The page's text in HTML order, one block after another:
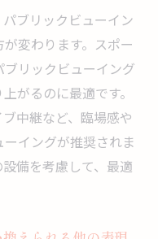
ブリックビューイン
変わります。スポー
リックビューイング
がるのに最適です。
中継など、臨場感や
イングが推奨されま
備を考慮して、最適